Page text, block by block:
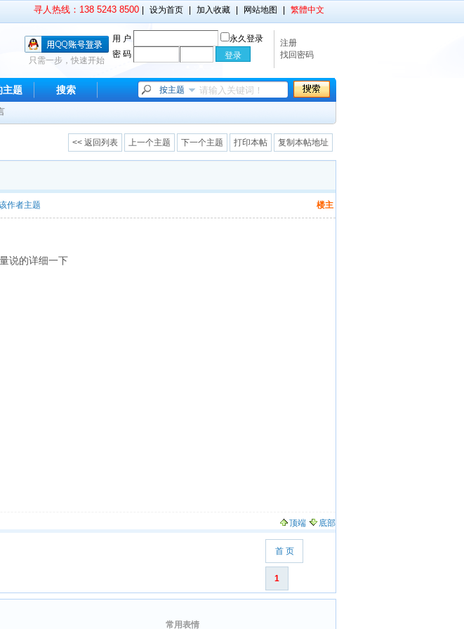
寻人热线：138 5243 8500 设为首页 加入收藏 网站地图 繁體中文
只需一步，快速开始
注册
找回密码
用 户
永久登录
密 码
主题 搜索 按主题
<< 返回列表 上一个主题 下一个主题 打印本帖 复制本帖地址
作者主题 楼主
说的详细一下
顶端 底部
首 页
1
常用表情